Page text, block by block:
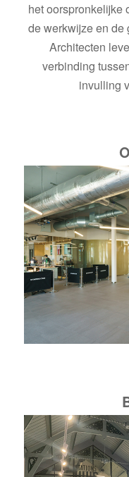
het oorspronkelijke
de werkwijze en de
Architecten
verbinding
invulling